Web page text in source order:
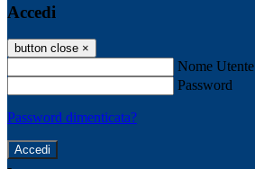
Accedi
button close ×
Nome Utente
Password
Password dimenticata?